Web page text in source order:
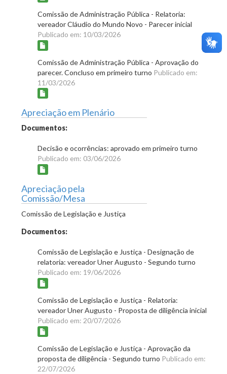
Comissão de Administração Pública - Relatoria:
vereador Cláudio do Mundo Novo - Parecer inicial
Publicado em: 10/03/2026
Comissão de Administração Pública - Aprovação do
parecer. Concluso em primeiro turno Publicado em:
11/03/2026
Apreciação em Plenário
Documentos:
Decisão e ocorrências: aprovado em primeiro turno
Publicado em: 03/06/2026
Apreciação pela
Comissão/Mesa
Comissão de Legislação e Justiça
Documentos:
Comissão de Legislação e Justiça - Designação de
relatoria: vereador Uner Augusto - Segundo turno
Publicado em: 19/06/2026
Comissão de Legislação e Justiça - Relatoria:
vereador Uner Augusto - Proposta de diligência inicial
Publicado em: 20/07/2026
Comissão de Legislação e Justiça - Aprovação da
proposta de diligência - Segundo turno Publicado em:
22/07/2026